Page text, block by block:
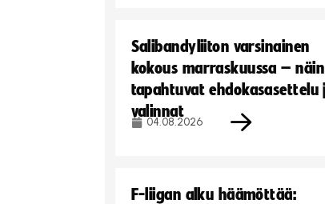
Salibandyliiton varsinainen
kokous marraskuussa – näin
tapahtuvat ehdokasasettelu
valinnat
04.08.2026
F-liigan alku häämöttää: